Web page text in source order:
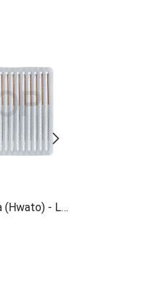
Kim Châm Cứu Hoa Đà (Hwato) - Lựa Chọn Tối Ưu Cho Các Y Bác Sĩ